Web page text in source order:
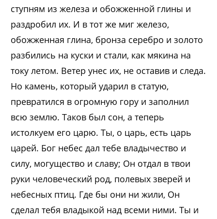
ступням из железа и обожженной глины и
раздробил их. И в тот же миг железо,
обожженная глина, бронза серебро и золото
разбились на куски и стали, как мякина на
току летом. Ветер унес их, не оставив и следа.
Но камень, который ударил в статую,
превратился в огромную гору и заполнил
всю землю. Таков был сон, а теперь
истолкуем его царю. Ты, о царь, есть царь
царей. Бог небес дал тебе владычество и
силу, могущество и славу; Он отдал в твои
руки человеческий род, полевых зверей и
небесных птиц. Где бы они ни жили, Он
сделал тебя владыкой над всеми ними. Ты и